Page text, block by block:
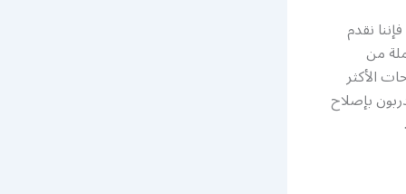
نقدم
من
الأكثر
بإصلاح